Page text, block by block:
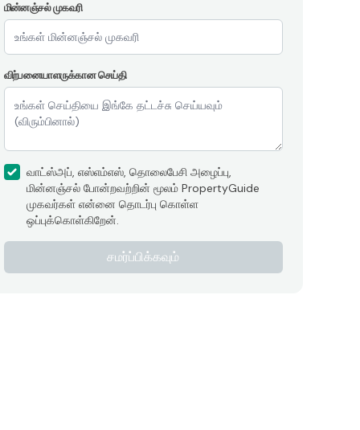
மின்னஞ்சல் முகவரி
விற்பனையாளருக்கான செய்தி
வாட்ஸ்அப், எஸ்எம்எஸ், தொலைபேசி அழைப்பு,
மின்னஞ்சல் போன்றவற்றின் மூலம் PropertyGuide
முகவர்கள் என்னை தொடர்பு கொள்ள
ஒப்புக்கொள்கிறேன்.
சமர்ப்பிக்கவும்